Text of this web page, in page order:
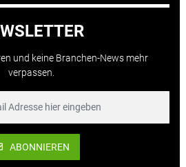
und keine Branchen-News mehr
verpassen.
ABONNIEREN